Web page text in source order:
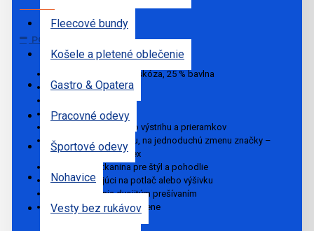
Fleecové bundy
Košele a pletené oblečenie
Gastro & Opatera
Pracovné odevy
Športové odevy
Nohavice
Vesty bez rukávov
POPIS
50 % polyester, 25 % viskóza, 25 % bavlna
Štandardný strih
Hlboký guľatý výstrih
Vlastné viazanie okolo výstrihu a prieramkov
Len štítok s veľkosťou, na jednoduchú zmenu značky –
čierna farba pre Unisex
Trojzložková tkanina pre štýl a pohodlie
Povrch vynikajúci na potlač alebo výšivku
Detail prešívania dvojitým prešívaním
Tmavé farby perte oddelene